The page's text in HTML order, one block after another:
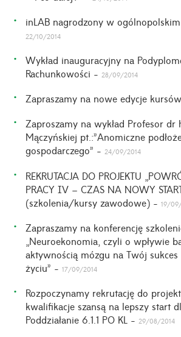
inLAB nagrodzony w
22/10/2014
Wykład inauguracyjny na
Rachunkowości - 28/09/2014
Zapraszamy na nowe edycje
Zaproszamy na wykład Profesor dr
Mączyńskiej pt.:”Anomiczne
gospodarczego” -24/09/2014
REKRUTACJA DO PROJEKTU
PRACY IV – CZAS NA NOWY
(szkolenia/kursy zawodowe) -19/
Zapraszamy na konferencję
„Neuroekonomia, czyli o wpływie
aktywnością mózgu na Twój
życiu” -17/09/2014
Rozpoczynamy rekrutację do
kwalifikacje szansą na lepszy start
Poddziałanie 6.1.1 PO KL - 29/08/2014